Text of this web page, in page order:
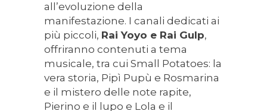
all’evoluzione della
manifestazione. I canali dedicati ai
più piccoli, Rai Yoyo e Rai Gulp,
offriranno contenuti a tema
musicale, tra cui Small Potatoes: la
vera storia, Pipì Pupù e Rosmarina
e il mistero delle note rapite,
Pierino e il lupo e Lola e il